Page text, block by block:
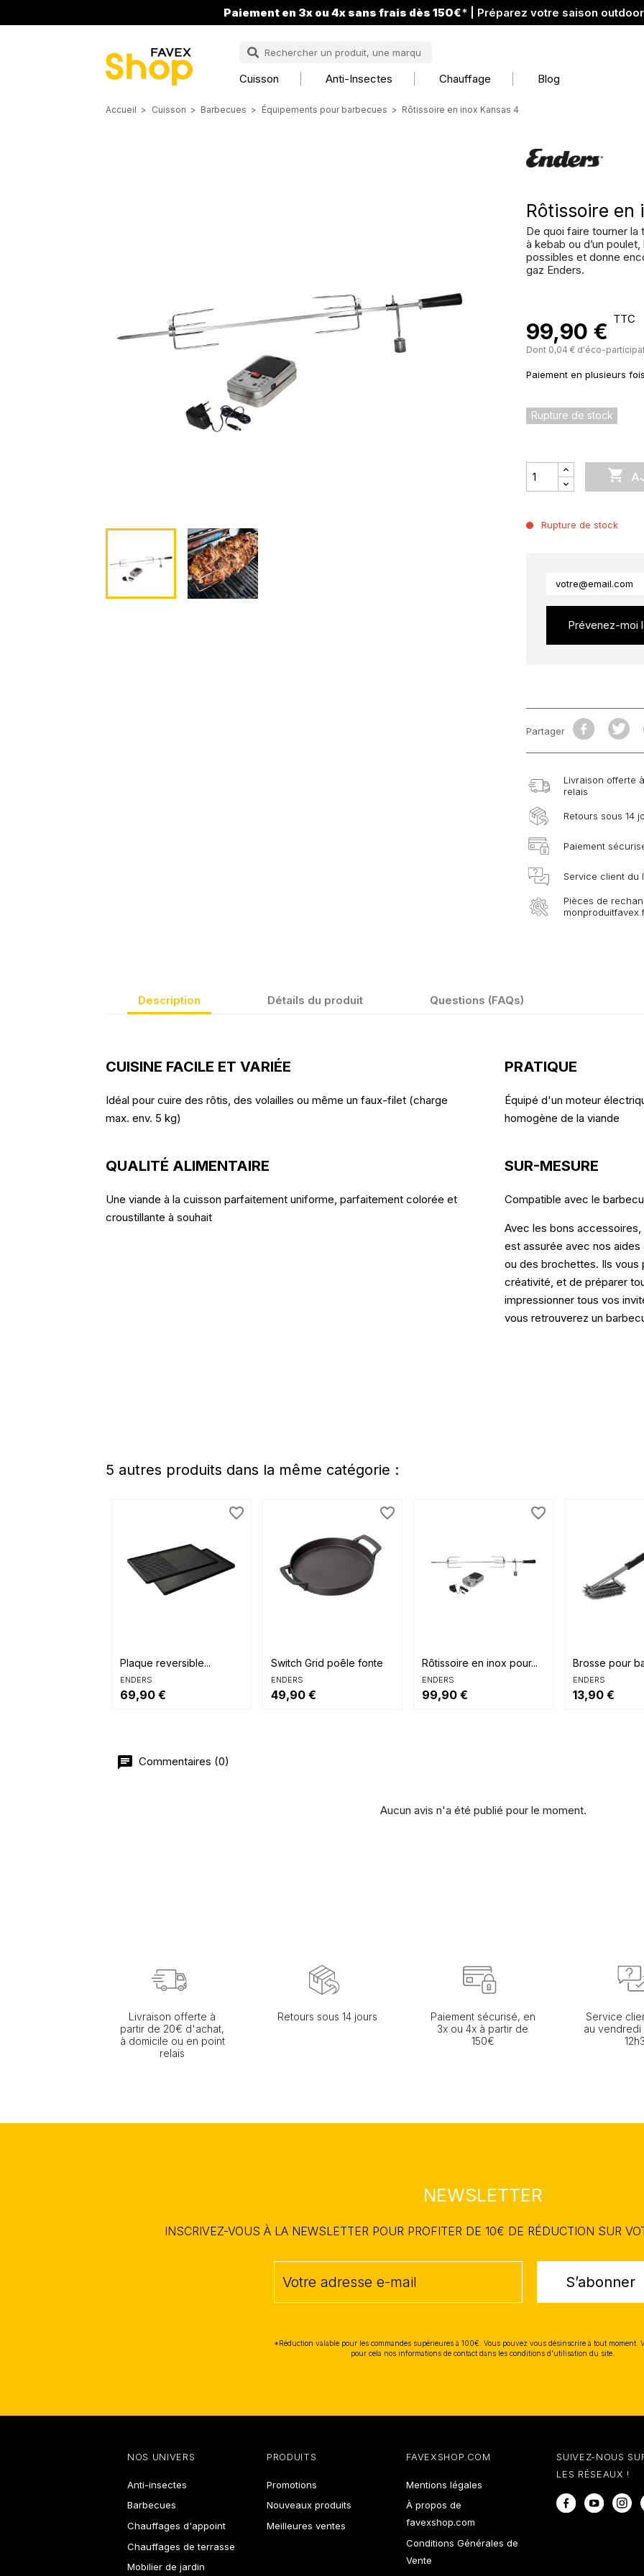
Paiement en 3x ou 4x sans frais dès 150€* | Préparez votre saison
Cuisson Anti-Insectes Chauffage Blog
Accueil Cuisson Barbecues Équipements pour barbecues Rôtissoire en inox Kansas 4
Rôtissoire en
De quoi faire tourner la
à kebab ou d’un
possibles et donne
gaz Enders.
99,90 € TTC
Dont 0,04 € d'éco-
Paiement en plusieurs
Rupture de stock

Rupture de stock
Prévenez-moi
Partager
Livraison offerte
relais
Retours sous 14
Paiement
Service client du
Pièces de
Description Détails du produit Questions (FAQs)
CUISINE FACILE ET VARIÉE
Idéal pour cuire des rôtis, des volailles ou même un faux-filet (charge
max. env. 5 kg)
QUALITÉ ALIMENTAIRE
Une viande à la cuisson parfaitement uniforme, parfaitement colorée et
croustillante à souhait
PRATIQUE
Équipé d'un moteur
homogène de la viande
SUR-MESURE
Compatible avec le
Avec les bons accessoires,
est assurée avec nos
ou des brochettes. Ils vous
créativité, et de préparer
impressionner tous vos
vous retrouverez un
5 autres produits dans la même catégorie :
Plaque reversible...
ENDERS
69,90 €
favorite_border
Switch Grid poêle fonte
ENDERS
49,90 €
favorite_border
Rôtissoire en inox pour...
ENDERS
99,90 €
favorite_border
Brosse pour
ENDERS
13,90 €
Commentaires (0)
Aucun avis n'a été publié pour le moment.
Livraison offerte à
partir de 20€ d'achat,
à domicile ou en point
relais
Retours sous 14 jours
Paiement sécurisé, en
3x ou 4x à partir de
150€
Service
au vendredi
NEWSLETTER
INSCRIVEZ-VOUS À LA NEWSLETTER POUR PROFITER DE 10€ DE RÉDUCTION SUR
S’abonner
*Réduction valable pour les commandes supérieures à 100€. Vous pouvez vous désinscrire à tout moment.
pour cela nos informations de contact dans les conditions d'utilisation du site.
NOS UNIVERS
Anti-insectes
Barbecues
Chauffages d'appoint
Chauffages de terrasse
Mobilier de jardin
PRODUITS
Promotions
Nouveaux produits
Meilleures ventes
FAVEXSHOP.COM
Mentions légales
À propos de
favexshop.com
Conditions Générales de
Vente
SUIVEZ-NOUS
LES RÉSEAUX !
FacebookYouTube